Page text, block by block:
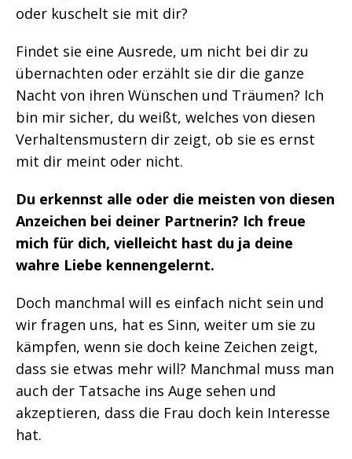
oder kuschelt sie mit dir?
Findet sie eine Ausrede, um nicht bei dir zu
übernachten oder erzählt sie dir die ganze
Nacht von ihren Wünschen und Träumen? Ich
bin mir sicher, du weißt, welches von diesen
Verhaltensmustern dir zeigt, ob sie es ernst
mit dir meint oder nicht.
Du erkennst alle oder die meisten von diesen
Anzeichen bei deiner Partnerin? Ich freue
mich für dich, vielleicht hast du ja deine
wahre Liebe kennengelernt.
Doch manchmal will es einfach nicht sein und
wir fragen uns, hat es Sinn, weiter um sie zu
kämpfen, wenn sie doch keine Zeichen zeigt,
dass sie etwas mehr will? Manchmal muss man
auch der Tatsache ins Auge sehen und
akzeptieren, dass die Frau doch kein Interesse
hat.